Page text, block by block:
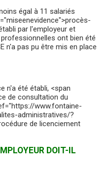
égal à 11 salariés
par l'employeur et
ont bien été
n'a pas pu être mis en place
n'a été établi, <span
de consultation du
www.fontaine-
administratives/?
de licenciement
DOIT-IL